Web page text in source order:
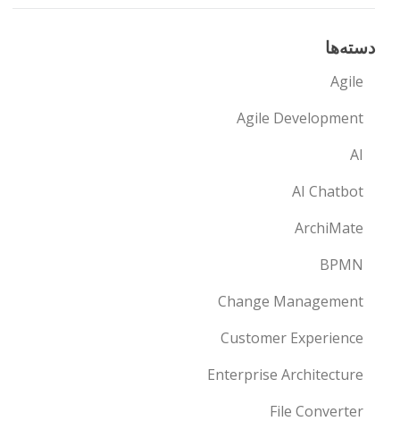
دسته‌ها
Agile
Agile Development
AI
AI Chatbot
ArchiMate
BPMN
Change Management
Customer Experience
Enterprise Architecture
File Converter